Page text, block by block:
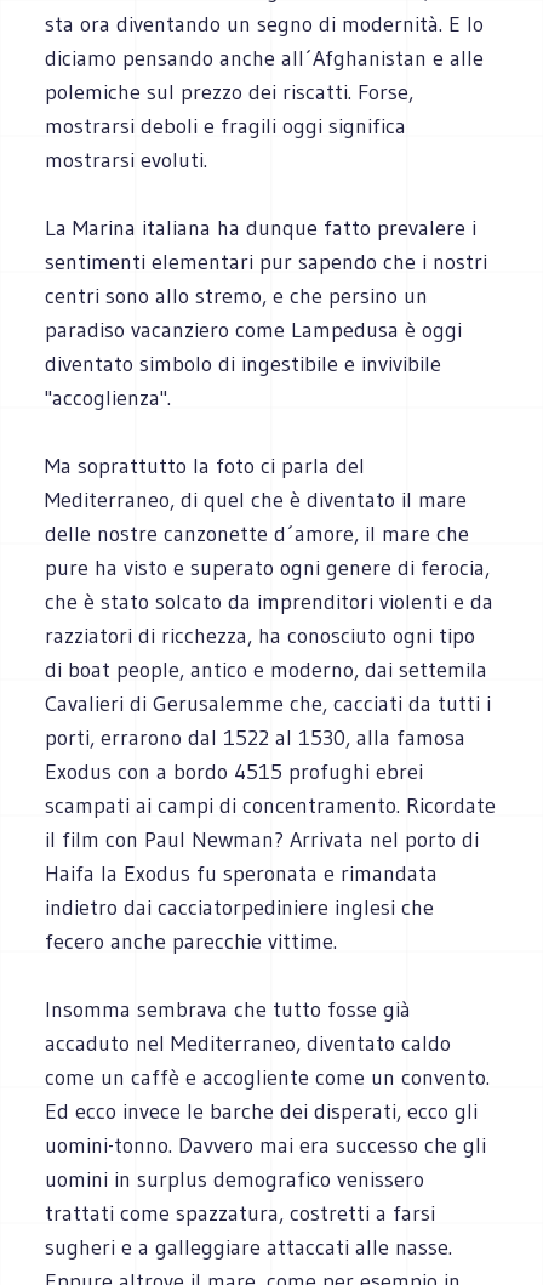
sta ora diventando un segno di modernità. E lo
diciamo pensando anche all´Afghanistan e alle
polemiche sul prezzo dei riscatti. Forse,
mostrarsi deboli e fragili oggi significa
mostrarsi evoluti.
La Marina italiana ha dunque fatto prevalere i
sentimenti elementari pur sapendo che i nostri
centri sono allo stremo, e che persino un
paradiso vacanziero come Lampedusa è oggi
diventato simbolo di ingestibile e invivibile
"accoglienza".
Ma soprattutto la foto ci parla del
Mediterraneo, di quel che è diventato il mare
delle nostre canzonette d´amore, il mare che
pure ha visto e superato ogni genere di ferocia,
che è stato solcato da imprenditori violenti e da
razziatori di ricchezza, ha conosciuto ogni tipo
di boat people, antico e moderno, dai settemila
Cavalieri di Gerusalemme che, cacciati da tutti i
porti, errarono dal 1522 al 1530, alla famosa
Exodus con a bordo 4515 profughi ebrei
scampati ai campi di concentramento. Ricordate
il film con Paul Newman? Arrivata nel porto di
Haifa la Exodus fu speronata e rimandata
indietro dai cacciatorpediniere inglesi che
fecero anche parecchie vittime.
Insomma sembrava che tutto fosse già
accaduto nel Mediterraneo, diventato caldo
come un caffè e accogliente come un convento.
Ed ecco invece le barche dei disperati, ecco gli
uomini-tonno. Davvero mai era successo che gli
uomini in surplus demografico venissero
trattati come spazzatura, costretti a farsi
sugheri e a galleggiare attaccati alle nasse.